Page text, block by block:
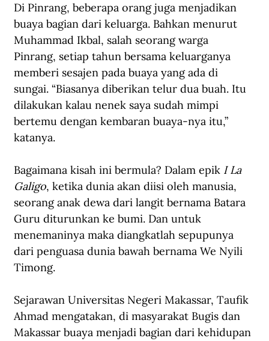
Di Pinrang, beberapa orang juga menjadikan
buaya bagian dari keluarga. Bahkan menurut
Muhammad Ikbal, salah seorang warga
Pinrang, setiap tahun bersama keluarganya
memberi sesajen pada buaya yang ada di
sungai. “Biasanya diberikan telur dua buah. Itu
dilakukan kalau nenek saya sudah mimpi
bertemu dengan kembaran buaya-nya itu,”
katanya.
Bagaimana kisah ini bermula? Dalam epik I La
Galigo, ketika dunia akan diisi oleh manusia,
seorang anak dewa dari langit bernama Batara
Guru diturunkan ke bumi. Dan untuk
menemaninya maka diangkatlah sepupunya
dari penguasa dunia bawah bernama We Nyili
Timong.
Sejarawan Universitas Negeri Makassar, Taufik
Ahmad mengatakan, di masyarakat Bugis dan
Makassar buaya menjadi bagian dari kehidupan